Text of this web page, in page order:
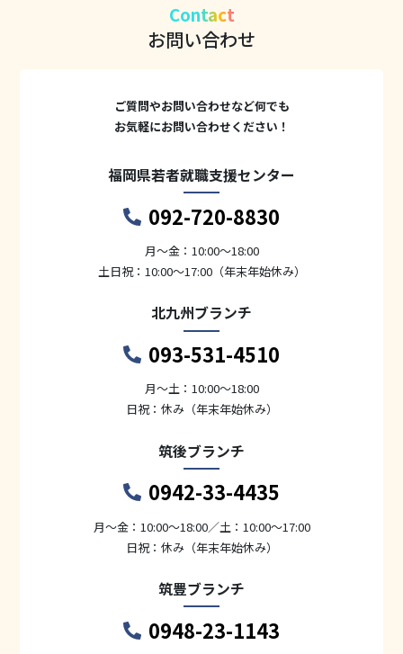
Contact
お問い合わせ
ご質問やお問い合わせなど何でも
お気軽にお問い合わせください！
福岡県若者就職支援センター
092-720-8830
月〜金：10:00～18:00
土日祝：10:00～17:00（年末年始休み）
北九州ブランチ
093-531-4510
月〜土：10:00～18:00
日祝：休み（年末年始休み）
筑後ブランチ
0942-33-4435
月〜金：10:00～18:00／土：10:00～17:00
日祝：休み（年末年始休み）
筑豊ブランチ
0948-23-1143